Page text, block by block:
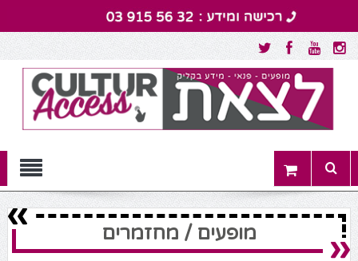
Menu
מופעים / מחזמרים